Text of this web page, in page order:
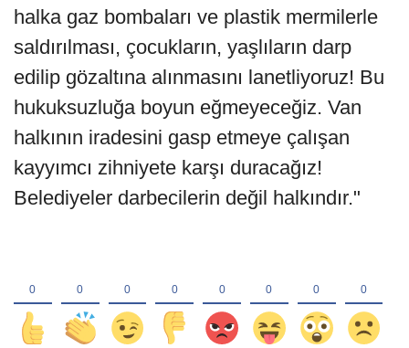
halka gaz bombaları ve plastik mermilerle
saldırılması, çocukların, yaşlıların darp
edilip gözaltına alınmasını lanetliyoruz! Bu
hukuksuzluğa boyun eğmeyeceğiz. Van
halkının iradesini gasp etmeye çalışan
kayyımcı zihniyete karşı duracağız!
Belediyeler darbecilerin değil halkındır."